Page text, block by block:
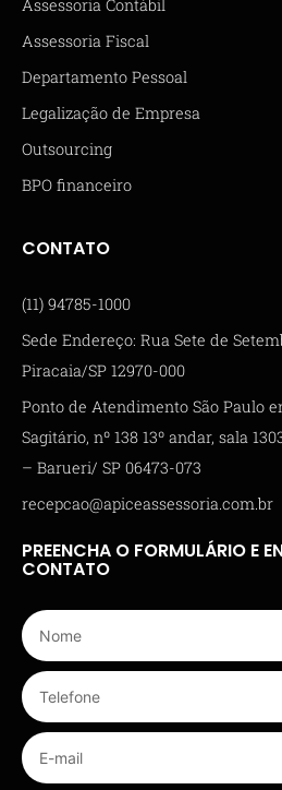
Assessoria Contábil
Assessoria Fiscal
Departamento Pessoal
Legalização de Empresa
Outsourcing
BPO financeiro
CONTATO
(11) 94785-1000
Sede Endereço: Rua Sete de
Piracaia/SP 12970-000
Ponto de Atendimento São Paulo
Sagitário, nº 138 13º andar, sala
– Barueri/ SP 06473-073
recepcao@apiceassessoria.com.br
PREENCHA O FORMULÁRIO E
CONTATO